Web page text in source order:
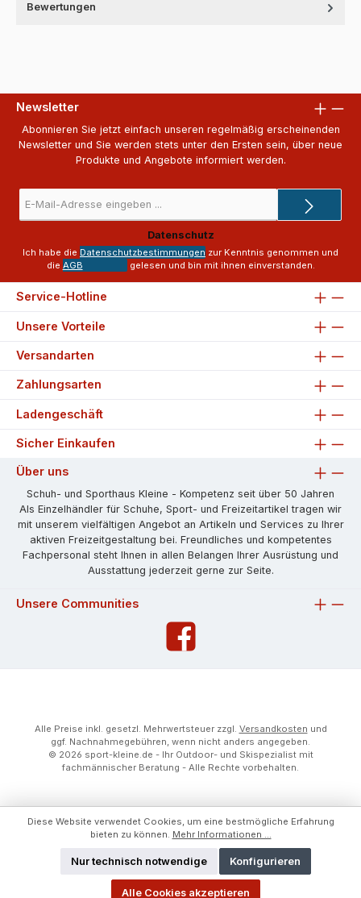
Bewertungen
Newsletter
Abonnieren Sie jetzt einfach unseren regelmäßig erscheinenden
Newsletter und Sie werden stets unter den Ersten sein, über neue
Produkte und Angebote informiert werden.
Mail-
Adresse
*
Datenschutz
Ich habe die Datenschutzbestimmungen zur Kenntnis genommen und
die AGB gelesen und bin mit ihnen einverstanden.
Service-Hotline
Unsere Vorteile
Versandarten
Zahlungsarten
Ladengeschäft
Sicher Einkaufen
Über uns
Schuh- und Sporthaus Kleine - Kompetenz seit über 50 Jahren
Als Einzelhändler für Schuhe, Sport- und Freizeitartikel tragen wir
mit unserem vielfältigen Angebot an Artikeln und Services zu Ihrer
aktiven Freizeitgestaltung bei. Freundliches und kompetentes
Fachpersonal steht Ihnen in allen Belangen Ihrer Ausrüstung und
Ausstattung jederzeit gerne zur Seite.
Unsere Communities
Alle Preise inkl. gesetzl. Mehrwertsteuer zzgl. Versandkosten und
ggf. Nachnahmegebühren, wenn nicht anders angegeben.
© 2026 sport-kleine.de - Ihr Outdoor- und Skispezialist mit
fachmännischer Beratung - Alle Rechte vorbehalten.
Diese Website verwendet Cookies, um eine bestmögliche Erfahrung
bieten zu können. Mehr Informationen ...
Nur technisch notwendige Konfigurieren
Alle Cookies akzeptieren